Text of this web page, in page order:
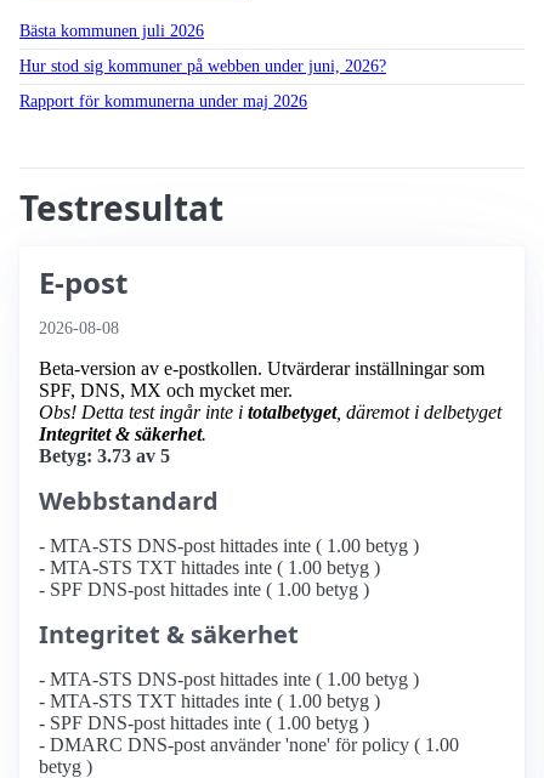
Bästa kommunen juli 2026
Hur stod sig kommuner på webben under juni, 2026?
Rapport för kommunerna under maj 2026
Testresultat
E-post
2026-08-08
Beta-version av e-postkollen. Utvärderar inställningar som
SPF, DNS, MX och mycket mer.
Obs! Detta test ingår inte i totalbetyget, däremot i delbetyget
Integritet & säkerhet.
Betyg: 3.73 av 5
Webbstandard
- MTA-STS DNS-post hittades inte ( 1.00 betyg )
- MTA-STS TXT hittades inte ( 1.00 betyg )
- SPF DNS-post hittades inte ( 1.00 betyg )
Integritet & säkerhet
- MTA-STS DNS-post hittades inte ( 1.00 betyg )
- MTA-STS TXT hittades inte ( 1.00 betyg )
- SPF DNS-post hittades inte ( 1.00 betyg )
- DMARC DNS-post använder 'none' för policy ( 1.00
betyg )